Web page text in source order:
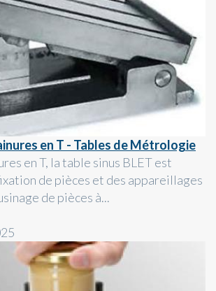
en T - Tables de Métrologie
en T, la table sinus BLET est
de pièces et des appareillages
de pièces à...